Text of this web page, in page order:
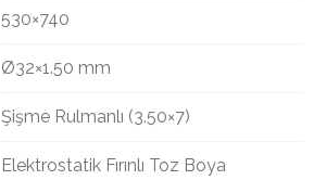
530×740
Ø32×1.50 mm
Şişme Rulmanlı (3.50×7)
Elektrostatik Fırınlı Toz Boya